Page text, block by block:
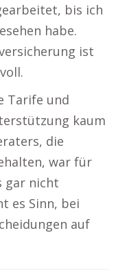
bis ich
habe.
ist
Tarife und
kaum
die
war für
gar nicht
es Sinn, bei
auf